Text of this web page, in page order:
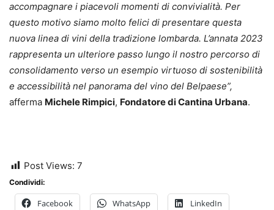
accompagnare i piacevoli momenti di convivialità. Per
questo motivo siamo molto felici di presentare questa
nuova linea di vini della tradizione lombarda. L’annata 2023
rappresenta un ulteriore passo lungo il nostro percorso di
consolidamento verso un esempio virtuoso di sostenibilità
e accessibilità nel panorama del vino del Belpaese”,
afferma Michele Rimpici, Fondatore di Cantina Urbana.
Post Views: 7
Condividi:
Facebook WhatsApp LinkedIn